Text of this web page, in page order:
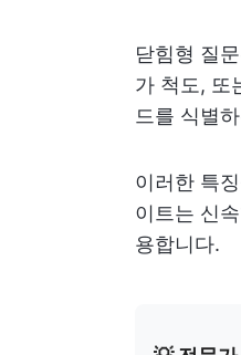
닫힘형 질
가 척도, 또
드를 식별
이러한 특
이트는 신
용합니다.